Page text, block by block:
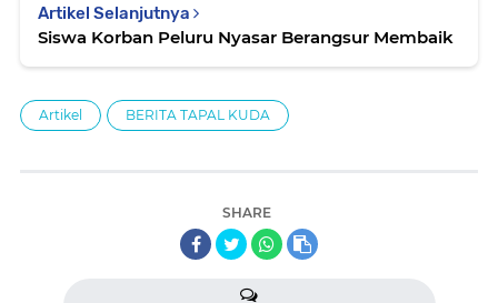
Artikel Selanjutnya
Siswa Korban Peluru Nyasar Berangsur Membaik
Artikel BERITA TAPAL KUDA
SHARE